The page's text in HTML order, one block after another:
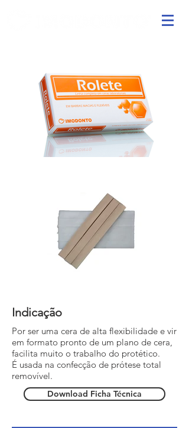
Indicação
Por ser uma cera de alta flexibilidade e vir
em formato pronto de um plano de cera,
facilita muito o trabalho do protético.
É usada na confecção de prótese total
removível.
Download Ficha Técnica